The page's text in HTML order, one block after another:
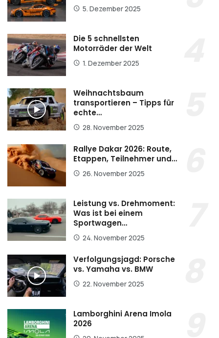
5. Dezember 2025
Die 5 schnellsten
Motorräder der Welt
1. Dezember 2025
Weihnachtsbaum
transportieren – Tipps für
echte…
28. November 2025
Rallye Dakar 2026: Route,
Etappen, Teilnehmer und…
26. November 2025
Leistung vs. Drehmoment:
Was ist bei einem
Sportwagen…
24. November 2025
Verfolgungsjagd: Porsche
vs. Yamaha vs. BMW
22. November 2025
Lamborghini Arena Imola
2026